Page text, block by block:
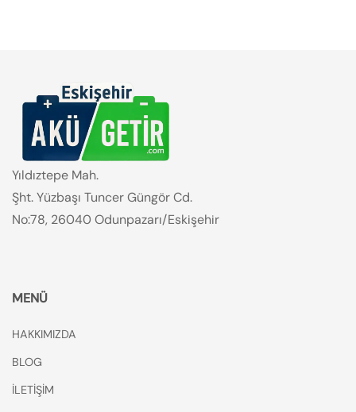
Yıldıztepe Mah.
Şht. Yüzbaşı Tuncer Güngör Cd.
No:78, 26040 Odunpazarı/Eskişehir
MENÜ
HAKKIMIZDA
BLOG
İLETİŞİM